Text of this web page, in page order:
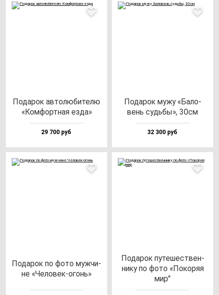
Пода­рок ав­то­лю­би­те­лю
«Ком­фор­тная ез­да»
29 700 руб
Пода­рок му­жу «Бало­
вень судь­бы», 30см
32 300 руб
Пода­рок по фо­то муж­чи­
не «Чело­век-огонь»
Пода­рок пу­те­шес­твен­
ни­ку по фо­то «Поко­ряя
мир"